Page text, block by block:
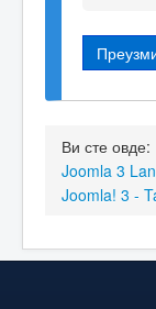
Ви сте овде:
Joomla 3
Joomla! 3 -